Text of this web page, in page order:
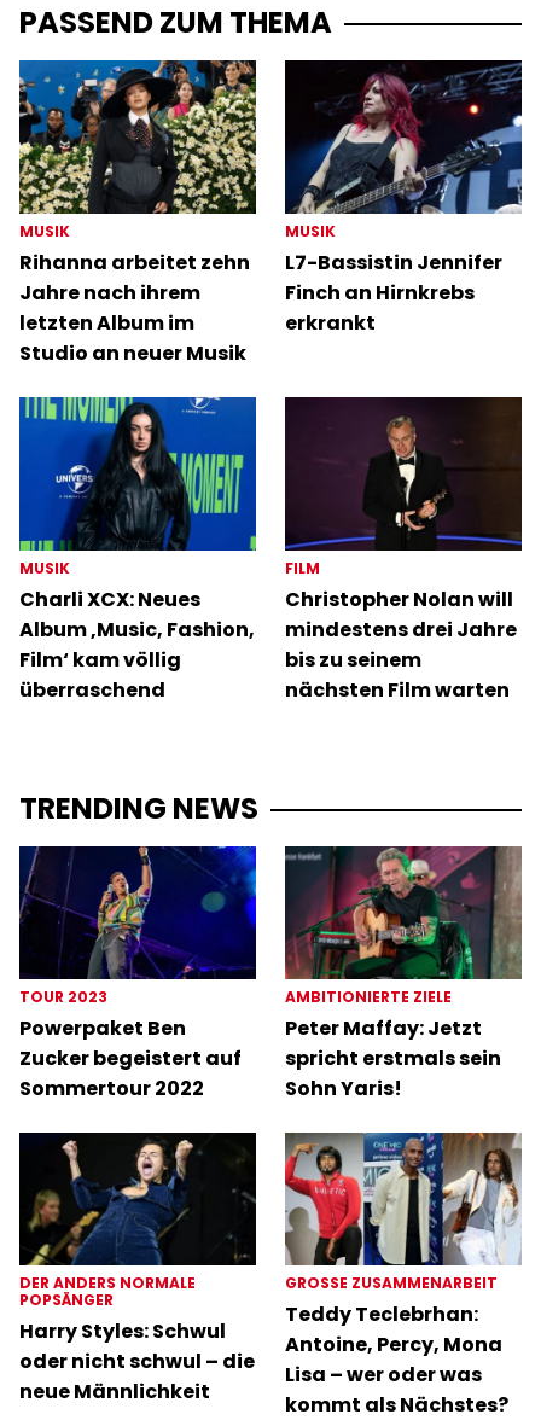
PASSEND ZUM THEMA
MUSIK
Rihanna arbeitet zehn
Jahre nach ihrem
letzten Album im
Studio an neuer Musik
MUSIK
L7-Bassistin Jennifer
Finch an Hirnkrebs
erkrankt
MUSIK
Charli XCX: Neues
Album ‚Music, Fashion,
Film‘ kam völlig
überraschend
FILM
Christopher Nolan will
mindestens drei Jahre
bis zu seinem
nächsten Film warten
TRENDING NEWS
TOUR 2023
Powerpaket Ben
Zucker begeistert auf
Sommertour 2022
AMBITIONIERTE ZIELE
Peter Maffay: Jetzt
spricht erstmals sein
Sohn Yaris!
DER ANDERS NORMALE
POPSÄNGER
Harry Styles: Schwul
oder nicht schwul – die
neue Männlichkeit
GROSSE ZUSAMMENARBEIT
Teddy Teclebrhan:
Antoine, Percy, Mona
Lisa – wer oder was
kommt als Nächstes?